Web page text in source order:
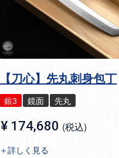
【刀心】先丸刺身包丁
銀3 鏡面 先丸
¥ 174,680 税込
＋詳しく見る